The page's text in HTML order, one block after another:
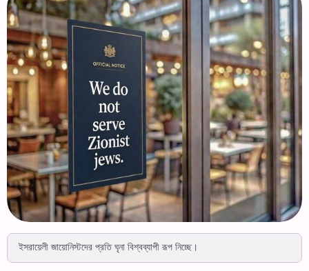
ইসরায়েলী জায়োনিস্টদের প্রতি ঘৃনা বিশ্বব্যাপী রূপ নিচ্ছে।